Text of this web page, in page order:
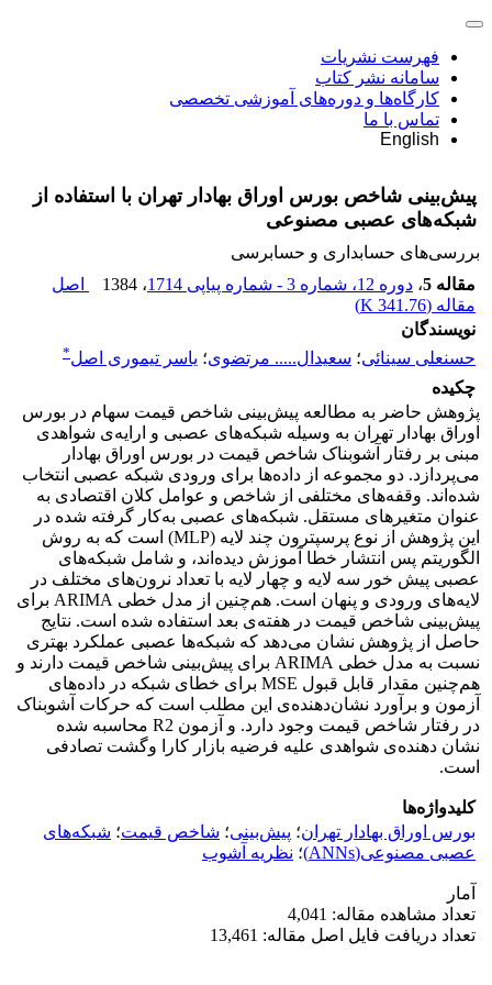
فهرست نشریات
سامانه نشر کتاب
کارگاه‌ها و دوره‌های آموزشی تخصصی
تماس با ما
English
پیش‌بینی شاخص بورس اوراق بهادار تهران با استفاده از
شبکه‌های عصبی مصنوعی
بررسی‏‌های حسابداری و حسابرسی
مقاله 5
، دوره 12، شماره 3 - شماره پیاپی 1714 ، 1384
اصل
مقاله (341.76 K
)
نویسندگان
حسنعلی سینائی؛ سعیدال..... مرتضوی؛ یاسر تیموری اصل*
چکیده
پژوهش حاضر به مطالعه پیش‌بینی شاخص قیمت سهام در بورس
اوراق بهادار تهران به وسیله شبکه‌های عصبی و ارایه‌ی شواهدی
مبنی بر رفتار آشوبناک شاخص قیمت در بورس اوراق بهادار
می‌پردازد. دو مجموعه از داده‌ها برای ورودی شبکه عصبی انتخاب
شده‌اند. وقفه‌های مختلفی از شاخص و عوامل کلان اقتصادی به
عنوان متغیرهای مستقل. شبکه‌های عصبی به‌کار گرفته شده در
این پژوهش از نوع پرسپترون چند لایه (MLP) است که به روش
الگوریتم پس انتشار خطا آموزش دیده‌اند، و شامل شبکه‌های
عصبی پیش خور سه لایه و چهار لایه با تعداد نرون‌های مختلف در
لایه‌های ورودی و پنهان است. هم‌چنین از مدل خطی ARIMA برای
پیش‌بینی شاخص قیمت در هفته‌ی بعد استفاده شده است. نتایج
حاصل از پژوهش نشان می‌دهد که شبکه‌ها عصبی عملکرد بهتری
نسبت به مدل خطی ARIMA برای پیش‌بینی شاخص قیمت دارند و
هم‌چنین مقدار قابل قبول MSE برای خطای شبکه در داده‌های
آزمون و برآورد نشان‌دهنده‌ی این مطلب است که حرکات آشوبناک
در رفتار شاخص قیمت وجود دارد. و آزمون R2 محاسبه شده
نشان دهنده‌ی شواهدی علیه فرضیه بازار کارا وگشت تصادفی
است.
کلیدواژه‌ها
بورس اوراق بهادار تهران؛ پیش‌بینی؛ شاخص قیمت؛ شبکه‌های
عصبی مصنوعی(ANNs)
؛ نظریه آشوب
آمار
تعداد مشاهده مقاله: 4,041
تعداد دریافت فایل اصل مقاله: 13,461